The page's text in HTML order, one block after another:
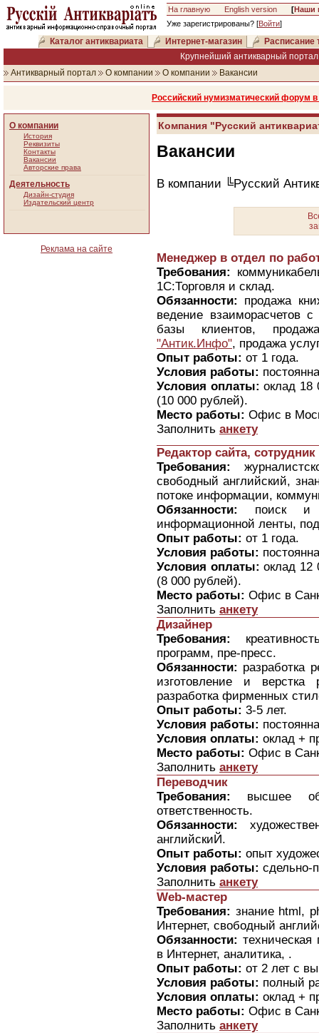
На главную English version [Наши
Уже зарегистрированы? [Войти]
Каталог антиквариата Интернет-магазин
Расписание
Крупнейший антикварный
Антикварный портал
О компании О компании Вакансии
Российский нумизматический форум
О компании
История
Реквизиты
Контакты
Вакансии
Авторские права
Деятельность
Дизайн-студия
Издательский центр
Реклама на сайте
Компания "Русский
Вакансии
В компании ╚Русский
Менеджер в отдел по
Требования:
1С:Торговля и склад.
Обязанности:
продажа
ведение взаиморасчетов
базы клиентов,
"Антик.Инфо", продажа
Опыт работы: от 1 года.
Условия работы:
Условия оплаты: оклад 18
(10 000 рублей).
Место работы: Офис в
Заполнить анкету
Редактор сайта,
Требования:
свободный английский,
потоке информации,
Обязанности:
поиск и
информационной ленты,
Опыт работы: от 1 года.
Условия работы:
Условия оплаты: оклад 12
(8 000 рублей).
Место работы: Офис в
Заполнить анкету
Дизайнер
Требования:
программ, пре-пресс.
Обязанности: разработка
изготовление и верстка
разработка фирменных
Опыт работы: 3-5 лет.
Условия работы:
Условия оплаты: оклад +
Место работы: Офис в
Заполнить анкету
Переводчик
Требования:
высшее
ответственность.
Обязанности:
английскиЙ.
Опыт работы: опыт
Условия работы: сдельно-
Заполнить анкету
Web-мастер
Требования: знание html,
Интернет, свободный
Обязанности:
в Интернет, аналитика, .
Опыт работы: от 2 лет с
Условия работы: полный
Условия оплаты: оклад +
Место работы: Офис в
Заполнить анкету